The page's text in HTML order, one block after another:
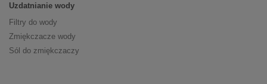
Uzdatnianie wody
Filtry do wody
Zmiękczacze wody
Sól do zmiękczaczy